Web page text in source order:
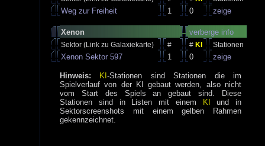
Weg zur Freiheit 1 0 zeige
Xenon verberge info
Sektor (Link zu Galaxiekarte) # # KI Stationen
Xenon Sektor 597 1 0 zeige
Hinweis: KI-Stationen sind Stationen die im
Spielverlauf von der KI gebaut werden, also nicht
vom Start des Spiels an gebaut sind. Diese
Stationen sind in Listen mit einem
KI
und in
Sektorscreenshots mit einem gelben Rahmen
gekennzeichnet.